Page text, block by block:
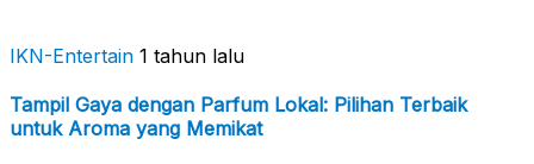
IKN-Entertain 1 tahun lalu
Tampil Gaya dengan Parfum Lokal: Pilihan Terbaik
untuk Aroma yang Memikat